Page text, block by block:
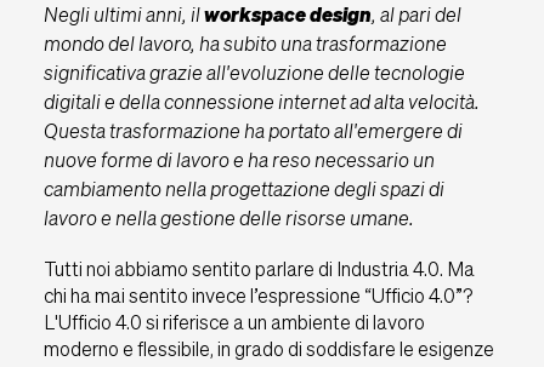
ARREDI
BRAIN FOOD
WaceboSmartArreda
Downloads
Negli ultimi anni, ilworkspace design, al pari del
mondo del lavoro, ha subito una trasformazione
significativa grazie all'evoluzione delle tecnologie
digitali e della connessione internet ad alta velocità.
Questa trasformazione ha portato all'emergere di
nuove forme di lavoro e ha reso necessario un
cambiamento nella progettazione degli spazi di
lavoro e nella gestione delle risorse umane.
Tutti noi abbiamo sentito parlare di Industria 4.0. Ma
chi ha mai sentito invece l’espressione “Ufficio 4.0”?
L'Ufficio 4.0 si riferisce a un ambiente di lavoro
moderno e flessibile, in grado di soddisfare le esigenze